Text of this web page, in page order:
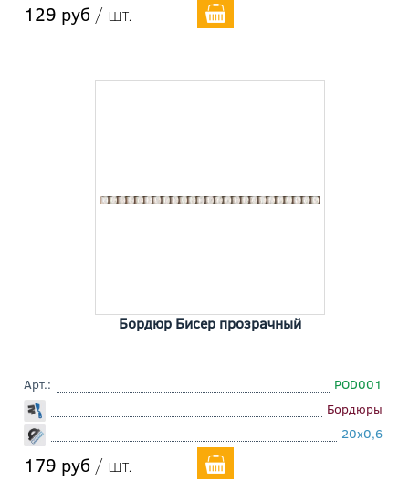
129 руб / шт.
Бордюр Бисер прозрачный
Арт.:
POD001
Бордюры
20x0,6
179 руб / шт.